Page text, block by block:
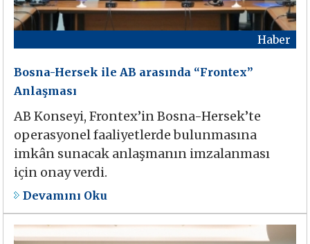
Haber
Bosna-Hersek ile AB arasında “Frontex”
Anlaşması
AB Konseyi, Frontex’in Bosna-Hersek’te
operasyonel faaliyetlerde bulunmasına
imkân sunacak anlaşmanın imzalanması
için onay verdi.
Devamını Oku